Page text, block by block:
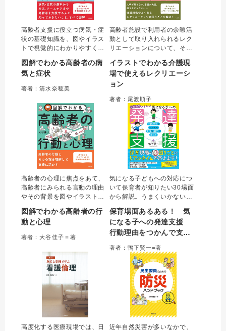
高齢者支援に役立つ病気・症
状の基礎知識を、図やイラス
トで視覚的にわかりやすく解
者の体調変化に気づくための
観察やケアのポイント、多職
種連携まで網羅的にまとめ
た。介護職やケアマネジャー
などの専門職をはじめ、介
護・看護学生にもお勧め。
図解でわかる高齢者の病
気と症状
著者：清水奈穂美
高齢者施設で利用者の余暇活
動として取り入れられるレク
リエーションについて、その
をもつ介護職は多く存在す
る。本書はこのような介護職
に向け、レクリエーションに
めの考え方、実際に活用でき
るプログラムを提案。
イラストでわかる介護現
場で使えるレクリエーシ
ョン
著者：尾渡順子
高齢者の心理に焦点をあて、
高齢者にみられる言動の理由
やその背景を図やイラストを
そのものの理解だけでなく、
心理という内面の部分が見え
ジャーなどの専門職が高齢者
本人を理解したかかわりがで
きるようになる一冊。
図解でわかる高齢者の行
動と心理
著者：大谷佳子＝著
気になる子どもへの対応につ
いて保育者が知りたい30場面
から解説。うまくいかない原
景への理解不足からくる間違
った目標設定にある。本書で
は、目標設定を見直して、そ
詳細解説。個別支援計画で使
える記載例も掲載する。
保育場面あるある！ 気
になる子への発達支援
行動理由をつかんで支援
著者：鴨下賢一=著
高度化する医療現場では、日
近年自然災害が多いなかで、